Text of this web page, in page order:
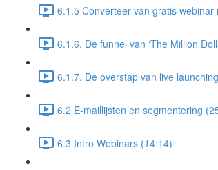
6.1.5 Converteer van gratis
6.1.6. De funnel van ‘The Million
6.1.7. De overstap van live
6.2 E-maillijsten en segmentering
6.3 Intro Webinars (14:14)